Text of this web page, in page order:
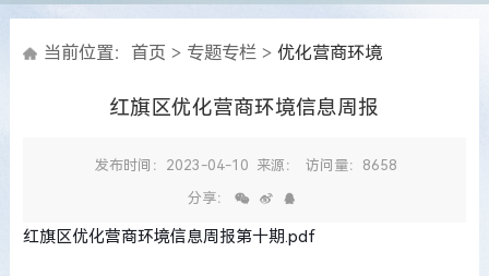
当前位置： 首页 > 专题专栏 > 优化营商环境
红旗区优化营商环境信息周报
发布时间：2023-04-10 来源： 访问量：8658
分享：
红旗区优化营商环境信息周报第十期.pdf